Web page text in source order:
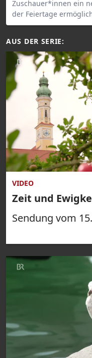
Zuschauer*innen ein
der Feiertage
AUS DER SERIE:
VIDEO
Zeit und
Sendung vom